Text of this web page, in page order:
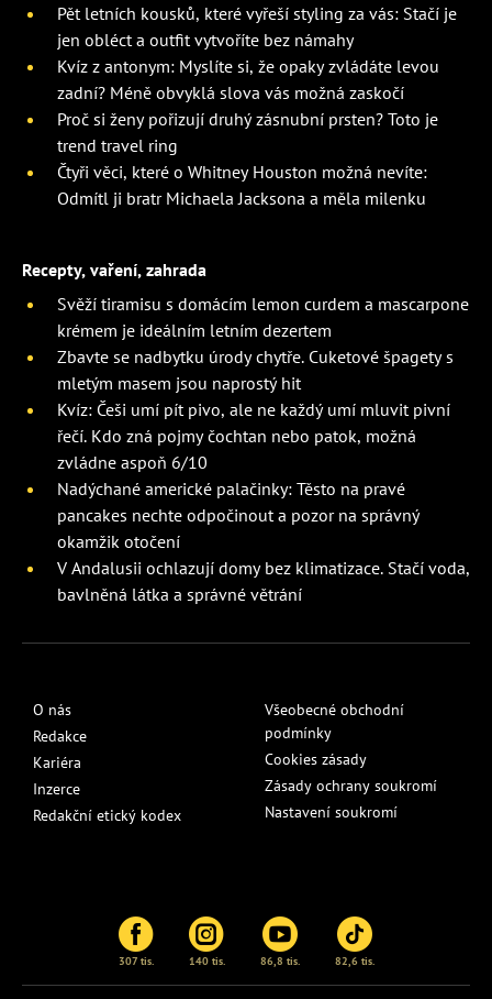
Pět letních kousků, které vyřeší styling za vás: Stačí je
jen obléct a outfit vytvoříte bez námahy
Kvíz z antonym: Myslíte si, že opaky zvládáte levou
zadní? Méně obvyklá slova vás možná zaskočí
Proč si ženy pořizují druhý zásnubní prsten? Toto je
trend travel ring
Čtyři věci, které o Whitney Houston možná nevíte:
Odmítl ji bratr Michaela Jacksona a měla milenku
Recepty, vaření, zahrada
Svěží tiramisu s domácím lemon curdem a mascarpone
krémem je ideálním letním dezertem
Zbavte se nadbytku úrody chytře. Cuketové špagety s
mletým masem jsou naprostý hit
Kvíz: Češi umí pít pivo, ale ne každý umí mluvit pivní
řečí. Kdo zná pojmy čochtan nebo patok, možná
zvládne aspoň 6/10
Nadýchané americké palačinky: Těsto na pravé
pancakes nechte odpočinout a pozor na správný
okamžik otočení
V Andalusii ochlazují domy bez klimatizace. Stačí voda,
bavlněná látka a správné větrání
O nás
Redakce
Kariéra
Inzerce
Redakční etický kodex
Všeobecné obchodní
podmínky
Cookies zásady
Zásady ochrany soukromí
Nastavení soukromí
307 tis. 140 tis. 86,8 tis. 82,6 tis.